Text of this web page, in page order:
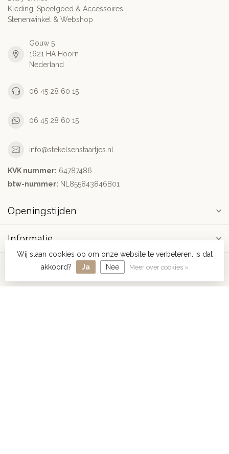
Kleding, Speelgoed & Accessoires
Stenenwinkel & Webshop
Gouw 5
1621 HA Hoorn
Nederland
06 45 28 60 15
06 45 28 60 15
info@stekelsenstaartjes.nl
KVK nummer: 64787486
btw-nummer: NL855843846B01
Openingstijden
Informatie
Mijn account
Wij slaan cookies op om onze website te verbeteren. Is dat
akkoord?
Ja Nee Meer over cookies »